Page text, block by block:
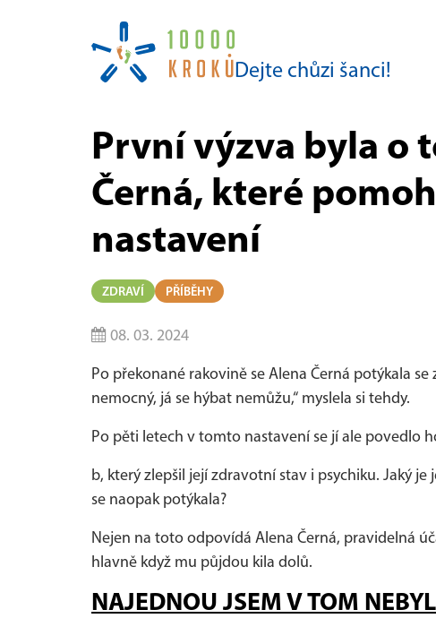
Dejte chůzi šanci!
První výzva byla o
Černá, které
nastavení
ZDRAVÍ PŘÍBĚHY
08. 03. 2024
Po překonané rakovině se Alena Černá potýkala
nemocný, já se hýbat nemůžu,“ myslela si tehdy.
Po pěti letech v tomto nastavení se jí ale povedlo
b, který zlepšil její zdravotní stav i psychiku. Jaký
se naopak potýkala?
Nejen na toto odpovídá Alena Černá, pravidelná
hlavně když mu půjdou kila dolů.
NAJEDNOU JSEM V TOM